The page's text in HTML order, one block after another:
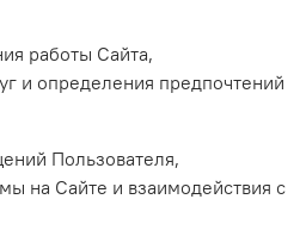
работы Сайта,
и определения предпочтений
Пользователя,
на Сайте и взаимодействия с